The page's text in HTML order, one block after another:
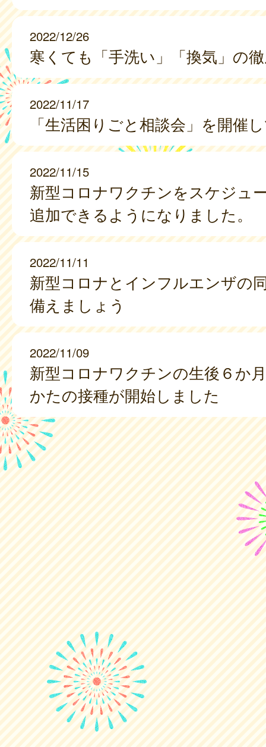
2022/12/26
寒くても「手洗い」「換気」の
2022/11/17
「生活困りごと相談会」を開催
2022/11/15
新型コロナワクチンをスケジュ
追加できるようになりました。
2022/11/11
新型コロナとインフルエンザの
備えましょう
2022/11/09
新型コロナワクチンの生後６か
かたの接種が開始しました